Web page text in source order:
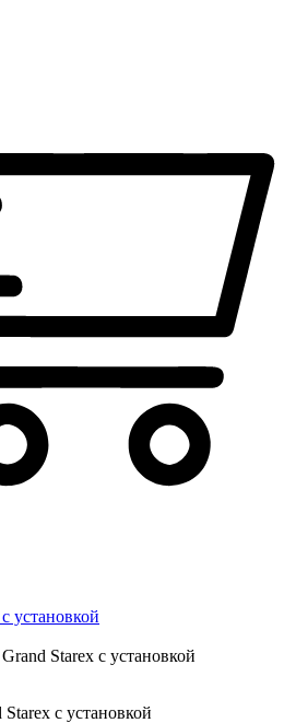
установкой
Starex с установкой
с установкой